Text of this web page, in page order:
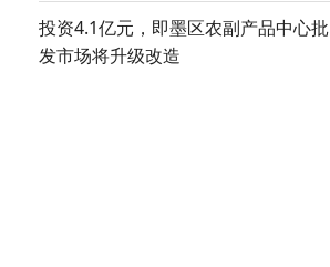
投资4.1亿元，即墨区农副产品中心批
发市场将升级改造